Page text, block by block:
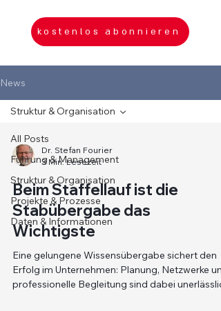
kostenlos abonnieren
News
All Posts
Führung & Management
Struktur & Organisation
Projekte & Prozesse
Daten & Informationen
Struktur & Organisation
Dr. Stefan Fourier
3 Min. Lesezeit
Beim Staffellauf ist die
Stabübergabe das
Wichtigste
Eine gelungene Wissensübergabe sichert den
Erfolg im Unternehmen: Planung, Netzwerke
professionelle Begleitung sind dabei